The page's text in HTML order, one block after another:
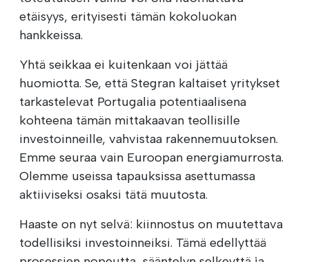
etäisyys, erityisesti tämän kokoluokan
hankkeissa.
Yhtä seikkaa ei kuitenkaan voi jättää
huomiotta. Se, että Stegran kaltaiset yritykset
tarkastelevat Portugalia potentiaalisena
kohteena tämän mittakaavan teollisille
investoinneille, vahvistaa rakennemuutoksen.
Emme seuraa vain Euroopan energiamurrosta.
Olemme useissa tapauksissa asettumassa
aktiiviseksi osaksi tätä muutosta.
Haaste on nyt selvä: kiinnostus on muutettava
todellisiksi investoinneiksi. Tämä edellyttää